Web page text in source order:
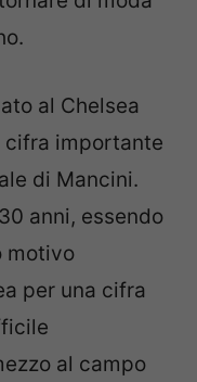
al Chelsea
cifra importante
di Mancini.
anni, essendo
motivo
per una cifra
al campo